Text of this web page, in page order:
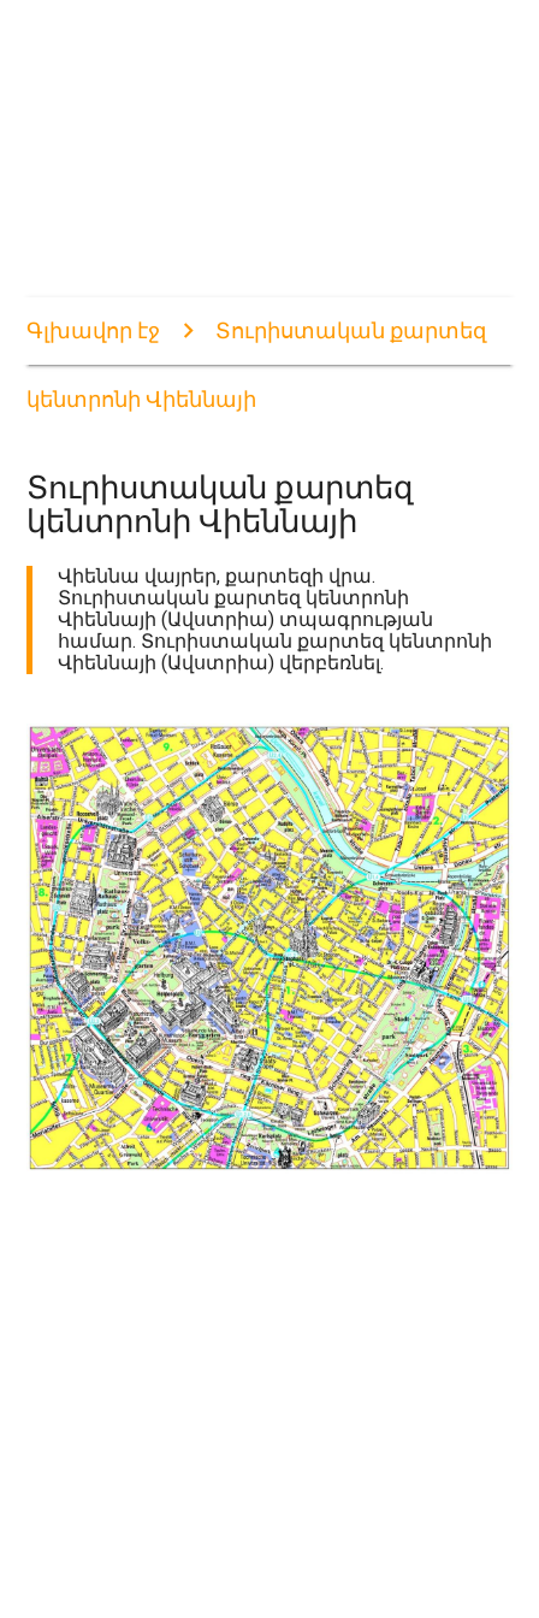
Գլխավոր էջ Տուրիստական քարտեզ
կենտրոնի Վիեննայի
Տուրիստական քարտեզ
կենտրոնի Վիեննայի
Վիեննա վայրեր, քարտեզի վրա.
Տուրիստական քարտեզ կենտրոնի
Վիեննայի (Ավստրիա) տպագրության
համար. Տուրիստական քարտեզ կենտրոնի
Վիեննայի (Ավստրիա) վերբեռնել.